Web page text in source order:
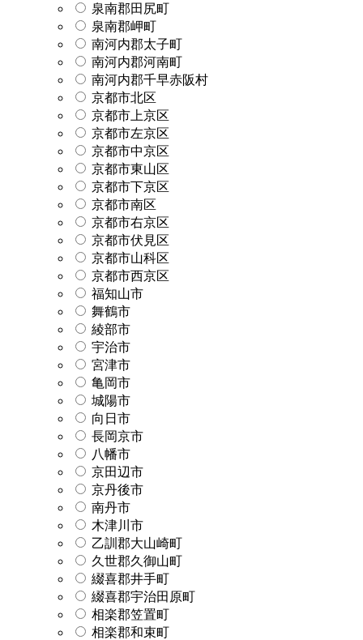
泉南郡田尻町
泉南郡岬町
南河内郡太子町
南河内郡河南町
南河内郡千早赤阪村
京都市北区
京都市上京区
京都市左京区
京都市中京区
京都市東山区
京都市下京区
京都市南区
京都市右京区
京都市伏見区
京都市山科区
京都市西京区
福知山市
舞鶴市
綾部市
宇治市
宮津市
亀岡市
城陽市
向日市
長岡京市
八幡市
京田辺市
京丹後市
南丹市
木津川市
乙訓郡大山崎町
久世郡久御山町
綴喜郡井手町
綴喜郡宇治田原町
相楽郡笠置町
相楽郡和束町